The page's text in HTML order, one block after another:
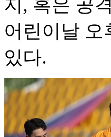
지, 혹은 공
어린이날 오
있다.